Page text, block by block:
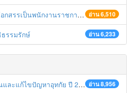
อ่าน 6,510
ชการทั่วไป ตำแหน่งพยาบาลวิชาชีพ (วุฒิปริญญาตรี)
อ่าน 6,233
รรมรักษ์
อ่าน 8,956
ละแก้ไขปัญหาอุทกัย ปี 2561